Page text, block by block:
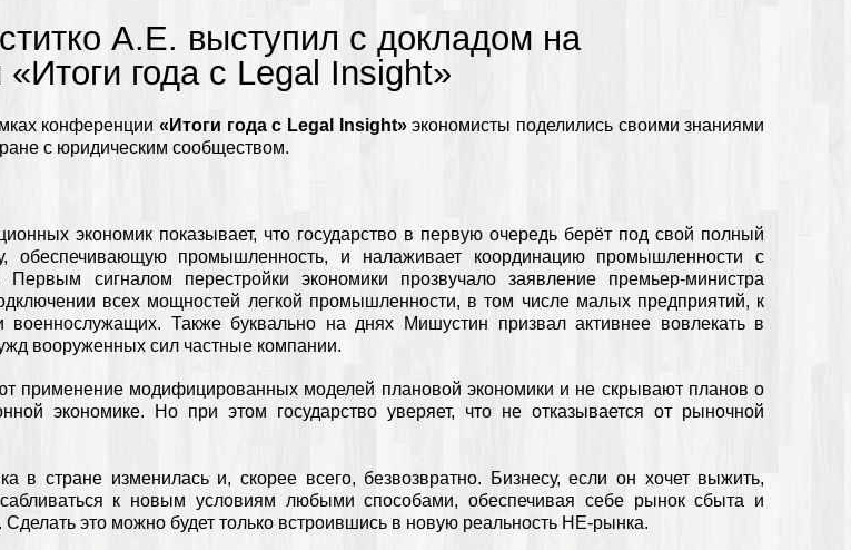
А.Е. выступил с докладом на
года с Legal Insight»
конференции «Итоги года с Legal Insight»экономисты поделились своими знаниями
с юридическим сообществом.
экономик показывает, что государство в первую очередь берёт под свой полный
обеспечивающую промышленность, и налаживает координацию промышленности с
сигналом перестройки экономики прозвучало заявление премьер-министра
всех мощностей легкой промышленности, в том числе малых предприятий, к
военнослужащих. Также буквально на днях Мишустин призвал активнее вовлекать в
вооруженных сил частные компании.
применение модифицированных моделей плановой экономики и не скрывают планов о
экономике. Но при этом государство уверяет, что не отказывается от рыночной
в стране изменилась и, скорее всего, безвозвратно. Бизнесу, если он хочет выжить,
к новым условиям любыми способами, обеспечивая себе рынок сбыта и
это можно будет только встроившись в новую реальность НЕ-рынка.